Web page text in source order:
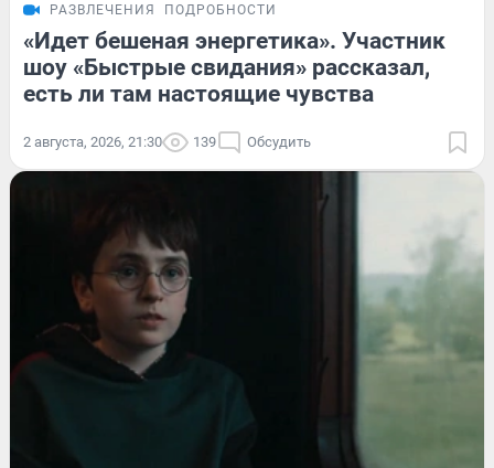
РАЗВЛЕЧЕНИЯ ПОДРОБНОСТИ
«Идет бешеная энергетика». Участник
шоу «Быстрые свидания» рассказал,
есть ли там настоящие чувства
2 августа, 2026, 21:30 139 Обсудить